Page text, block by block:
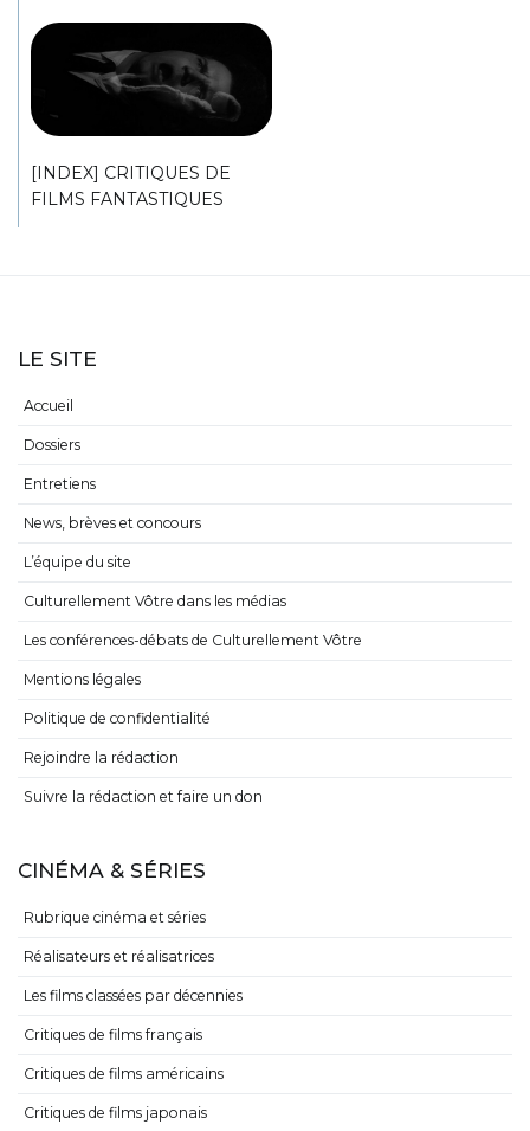
[INDEX] CRITIQUES DE
FILMS FANTASTIQUES
LE SITE
Accueil
Dossiers
Entretiens
News, brèves et concours
L’équipe du site
Culturellement Vôtre dans les médias
Les conférences-débats de Culturellement Vôtre
Mentions légales
Politique de confidentialité
Rejoindre la rédaction
Suivre la rédaction et faire un don
CINÉMA & SÉRIES
Rubrique cinéma et séries
Réalisateurs et réalisatrices
Les films classées par décennies
Critiques de films français
Critiques de films américains
Critiques de films japonais